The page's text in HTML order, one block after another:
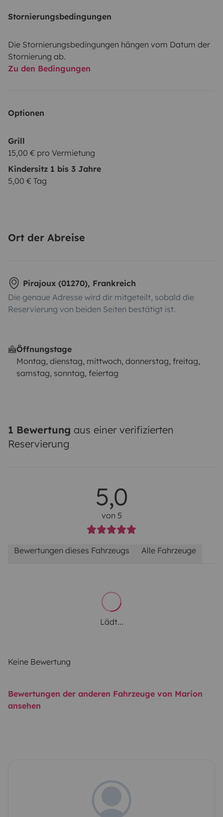
Stornierungsbedingungen
Die Stornierungsbedingungen hängen vom Datum der
Stornierung ab.
Zu den Bedingungen
Optionen
Grill
15,00 € pro Vermietung
Kindersitz 1 bis 3 Jahre
5,00 € Tag
Ort der Abreise
Pirajoux (01270), Frankreich
Die genaue Adresse wird dir mitgeteilt, sobald die
Reservierung von beiden Seiten bestätigt ist.
Öffnungstage
Montag, dienstag, mittwoch, donnerstag, freitag,
samstag, sonntag, feiertag
1 Bewertung aus einer verifizierten
Reservierung
5,0
von 5
Bewertungen dieses Fahrzeugs Alle Fahrzeuge
Lädt...
Keine Bewertung
Bewertungen der anderen Fahrzeuge von Marion
ansehen